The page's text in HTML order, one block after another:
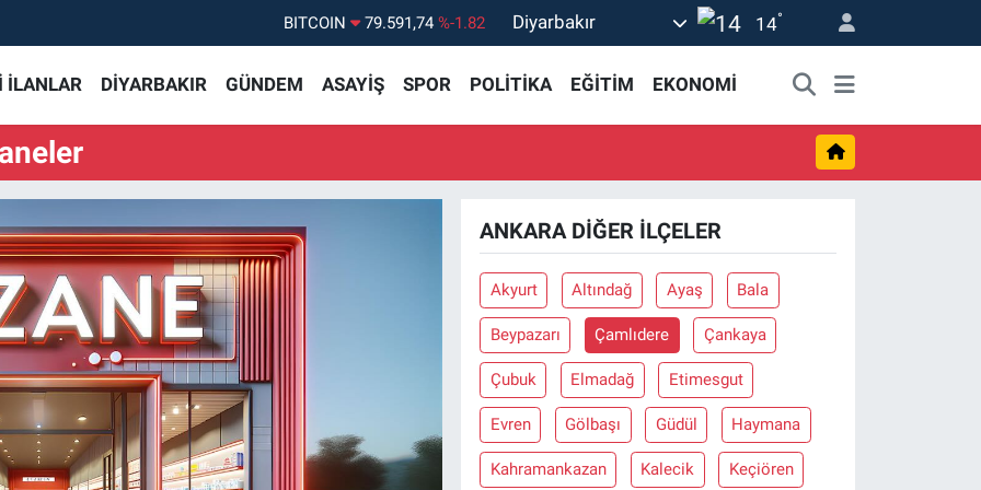
BITCOIN 79.591,74 %-1.82
53,38690
G.ALTIN
6862,09000 %0.19
%0
Diyarbakır 14°
İLANLAR DİYARBAKIR GÜNDEM ASAYİŞ SPOR POLİTİKA EĞİTİM EKONOMİ
ANKARA DIĞER İLÇELER
Akyurt Altındağ Ayaş Bala
Beypazarı Çamlıdere Çankaya
Çubuk Elmadağ Etimesgut
Evren Gölbaşı Güdül Haymana
Kahramankazan Kalecik Keçiören